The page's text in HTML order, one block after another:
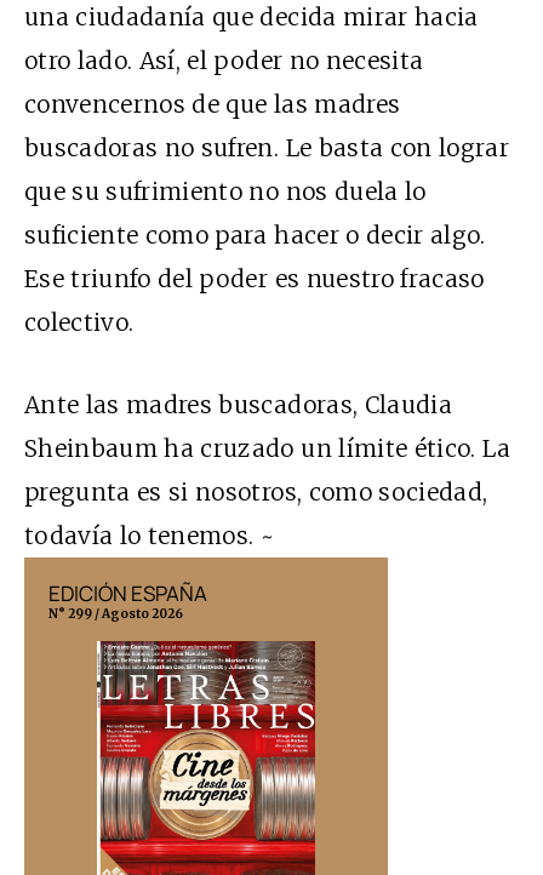
una ciudadanía que decida mirar hacia
otro lado. Así, el poder no necesita
convencernos de que las madres
buscadoras no sufren. Le basta con lograr
que su sufrimiento no nos duela lo
suficiente como para hacer o decir algo.
Ese triunfo del poder es nuestro fracaso
colectivo.
Ante las madres buscadoras, Claudia
Sheinbaum ha cruzado un límite ético. La
pregunta es si nosotros, como sociedad,
todavía lo tenemos. ~
EDICIÓN ESPAÑA
N° 299 / Agosto 2026